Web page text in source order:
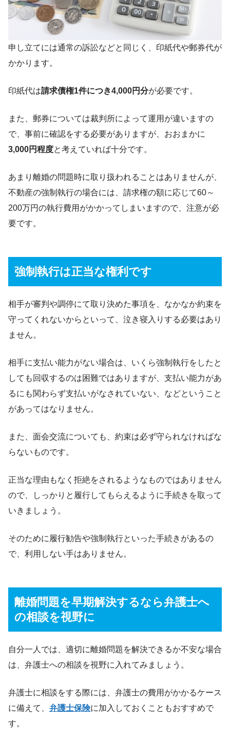
申し立てには通常の訴訟などと同じく、印紙代や郵券代が
かかります。
印紙代は請求債権1件につき4,000円分が必要です。
また、郵券については裁判所によって運用が違いますの
で、事前に確認をする必要がありますが、おおまかに
3,000円程度と考えていれば十分です。
あまり離婚の問題時に取り扱われることはありませんが、
不動産の強制執行の場合には、請求権の額に応じて60～
200万円の執行費用がかかってしまいますので、注意が必
要です。
強制執行は正当な権利です
相手が審判や調停にて取り決めた事項を、なかなか約束を
守ってくれないからといって、泣き寝入りする必要はあり
ません。
相手に支払い能力がない場合は、いくら強制執行をしたと
しても回収するのは困難ではありますが、支払い能力があ
るにも関わらず支払いがなされていない、などということ
があってはなりません。
また、面会交流についても、約束は必ず守られなければな
らないものです。
正当な理由もなく拒絶をされるようなものではありません
ので、しっかりと履行してもらえるように手続きを取って
いきましょう。
そのために履行勧告や強制執行といった手続きがあるの
で、利用しない手はありません。
離婚問題を早期解決するなら弁護士へ
の相談を視野に
自分一人では、適切に離婚問題を解決できるか不安な場合
は、弁護士への相談を視野に入れてみましょう。
弁護士に相談をする際には、弁護士の費用がかかるケース
に備えて、 弁護士保険に加入しておくこともおすすめで
す。